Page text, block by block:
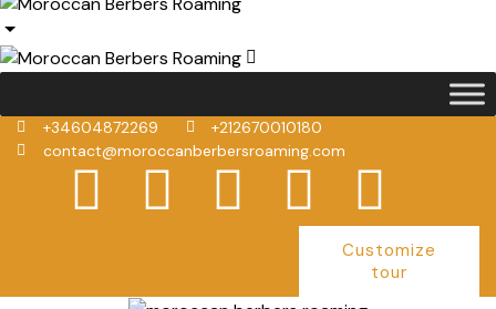
+34604872269
+212670010180
contact@moroccanberbersroaming.com
Customize
tour